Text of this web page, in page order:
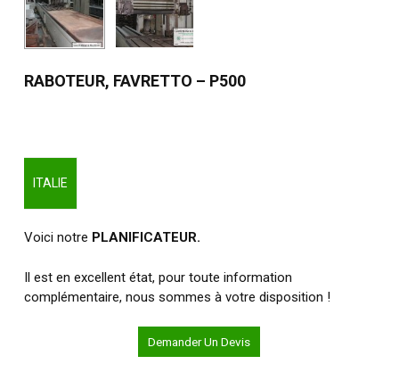
RABOTEUR, FAVRETTO – P500
ITALIE
Voici notre PLANIFICATEUR.
Il est en excellent état, pour toute information
complémentaire, nous sommes à votre disposition !
Demander Un Devis